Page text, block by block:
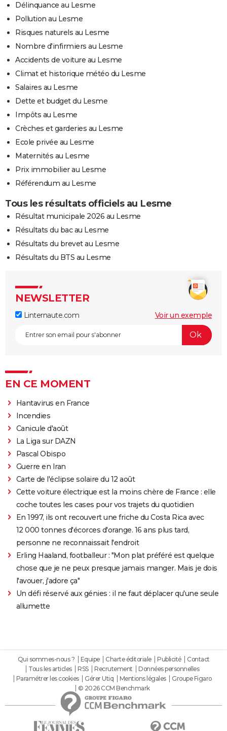
Délinquance au Lesme
Pollution au Lesme
Risques naturels au Lesme
Nombre d'infirmiers au Lesme
Accidents de voiture au Lesme
Climat et historique météo du Lesme
Salaires au Lesme
Dette et budget du Lesme
Impôts au Lesme
Crèches et garderies au Lesme
Ecole privée au Lesme
Maternités au Lesme
Prix immobilier au Lesme
Référendum au Lesme
Tous les résultats officiels au Lesme
Résultat municipale 2026 au Lesme
Résultats du bac au Lesme
Résultats du brevet au Lesme
Résultats du BTS au Lesme
NEWSLETTER
Linternaute.com Voir un exemple
EN CE MOMENT
Hantavirus en France
Incendies
Canicule d'août
La Liga sur DAZN
Pascal Obispo
Guerre en Iran
Carte de l'éclipse solaire du 12 août
Cette voiture électrique est la moins chère de France : elle
coche toutes les cases pour vos trajets du quotidien
En 1997, ils ont recouvert une friche du Costa Rica avec
12 000 tonnes d'écorces d'orange. 16 ans plus tard,
personne ne reconnaissait l'endroit
Erling Haaland, footballeur : "Mon plat préféré est quelque
chose que je ne peux presque jamais manger. Mais je dois
l'avouer, j'adore ça"
Un défi réservé aux génies : il ne faut déplacer qu'une seule
allumette
Qui sommes-nous ? Equipe Charte éditoriale Publicité
Contact
Tous les articles
RSS Recrutement
Données personnelles
Paramétrer les cookies
Gérer Utiq Mentions légales
Groupe Figaro
© 2026 CCM Benchmark